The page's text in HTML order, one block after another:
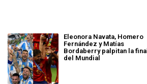
Eleonora Navata, Homero
Fernández y Matías
Bordaberry palpitan la final
del Mundial